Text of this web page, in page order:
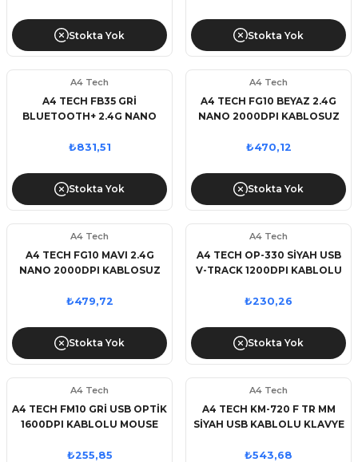
Stokta Yok Stokta Yok
A4 Tech
A4 TECH FB35 GRİ
BLUETOOTH+ 2.4G NANO
₺831,51
Stokta Yok
A4 Tech
A4 TECH FG10 BEYAZ 2.4G
NANO 2000DPI KABLOSUZ
₺470,12
Stokta Yok
A4 Tech
A4 TECH FG10 MAVI 2.4G
NANO 2000DPI KABLOSUZ
₺479,72
Stokta Yok
A4 Tech
A4 TECH OP-330 SİYAH USB
V-TRACK 1200DPI KABLOLU
₺230,26
Stokta Yok
A4 Tech
A4 TECH FM10 GRİ USB OPTİK
1600DPI KABLOLU MOUSE
₺255,85
A4 Tech
A4 TECH KM-720 F TR MM
SİYAH USB KABLOLU KLAVYE
₺543,68